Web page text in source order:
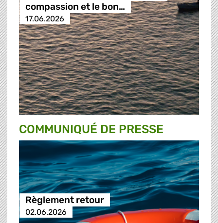
compassion et le bon…
17.06.2026
COMMUNIQUÉ DE PRESSE
Règlement retour
02.06.2026